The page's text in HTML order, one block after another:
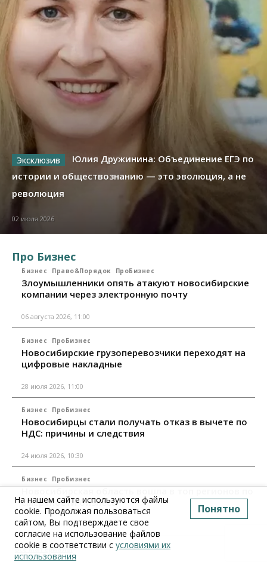
Юлия Дружинина: Объединение ЕГЭ по
истории и обществознанию — это эволюция, а не
революция
02 июля 2026
Про Бизнес
Бизнес Право&Порядок ПроБизнес
Злоумышленники опять атакуют новосибирские
компании через электронную почту
06 августа 2026, 11:00
Бизнес ПроБизнес
Новосибирские грузоперевозчики переходят на
цифровые накладные
28 июля 2026, 11:00
Бизнес ПроБизнес
Новосибирцы стали получать отказ в вычете по
НДС: причины и следствия
24 июля 2026, 10:30
Бизнес ПроБизнес
Новосибирская область вошла в топ регионов по
смертности бизнеса
17 июля 2026, 12:00
Все материалы
На нашем сайте используются файлы
cookie. Продолжая пользоваться
сайтом, Вы подтверждаете свое
согласие на использование файлов
cookie в соответствии с условиями их
использования
Понятно